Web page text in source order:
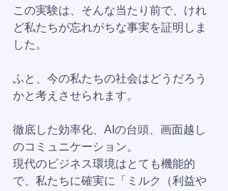
この実験は、そんな当たり前で、けれ
ど私たちが忘れがちな事実を証明しま
した。
ふと、今の私たちの社会はどうだろう
かと考えさせられます。
徹底した効率化、AIの台頭、画面越し
のコミュニケーション。
現代のビジネス環境はとても機能的
で、私たちに確実に「ミルク（利益や